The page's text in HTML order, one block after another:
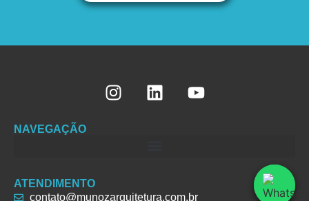
NAVEGAÇÃO
ATENDIMENTO
contato@munozarquitetura.com.br